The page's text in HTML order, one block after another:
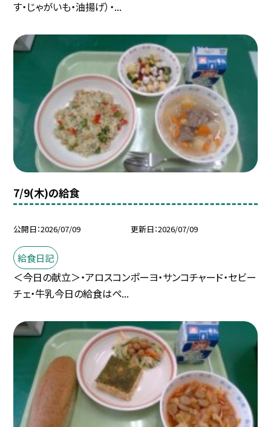
す・じゃがいも・油揚げ）・...
7/9(木)の給食
公開日 2026/07/09 更新日 2026/07/09
給食日記
＜今日の献立＞・アロスコンポーヨ・サンコチャード・セビー
チェ・牛乳今日の給食はペ...